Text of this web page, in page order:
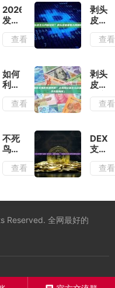
2026
发币
需要
多少
各主
流公
链一
键发
详解
查看
剥头
皮怎
么判
断趋
皮需
要看
大周
查看
如何
利用
GTokenTool
市值
造完
美 K
线？
项目
市值
策略
查看
剥头
皮最
佳交
易时
时？
止损
和止
盈怎
（新
查看
不死
鸟协
议是
K线
调整
的首
读
查看
DEX
支付
是什
么意
必
操，
看懂
查看
Reserved. 全网最好的